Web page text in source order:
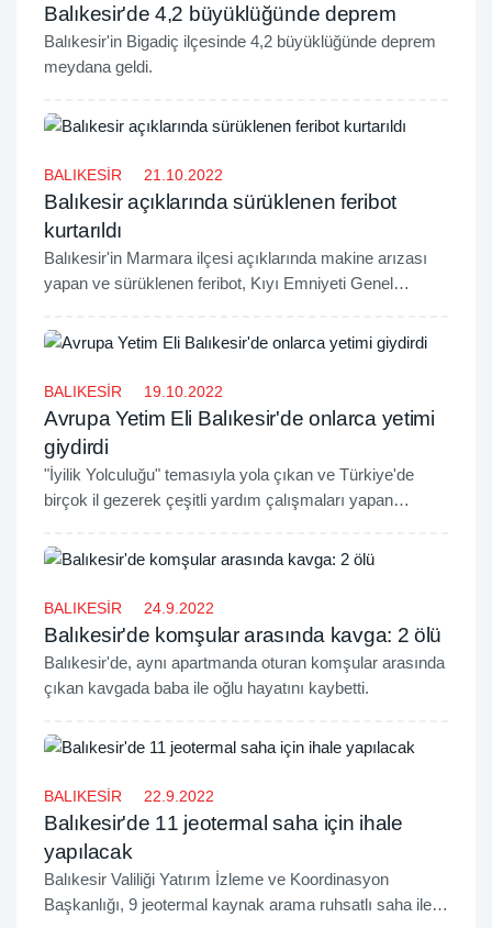
Balıkesir'de 4,2 büyüklüğünde deprem
Balıkesir'in Bigadiç ilçesinde 4,2 büyüklüğünde deprem
meydana geldi.
BALIKESİR 21.10.2022
Balıkesir açıklarında sürüklenen feribot
kurtarıldı
Balıkesir'in Marmara ilçesi açıklarında makine arızası
yapan ve sürüklenen feribot, Kıyı Emniyeti Genel
BALIKESİR 19.10.2022
Avrupa Yetim Eli Balıkesir'de onlarca yetimi
giydirdi
"İyilik Yolculuğu" temasıyla yola çıkan ve Türkiye'de
birçok il gezerek çeşitli yardım çalışmaları yapan
onlarca yetime kışlık giyim yardımında bulundu.
BALIKESİR 24.9.2022
Balıkesir'de komşular arasında kavga: 2 ölü
Balıkesir'de, aynı apartmanda oturan komşular arasında
çıkan kavgada baba ile oğlu hayatını kaybetti.
BALIKESİR 22.9.2022
Balıkesir'de 11 jeotermal saha için ihale
yapılacak
Balıkesir Valiliği Yatırım İzleme ve Koordinasyon
Başkanlığı, 9 jeotermal kaynak arama ruhsatlı saha ile 2